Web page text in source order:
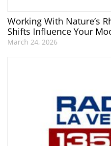
Working With Nature’s
Shifts Influence Your
March 24, 2026